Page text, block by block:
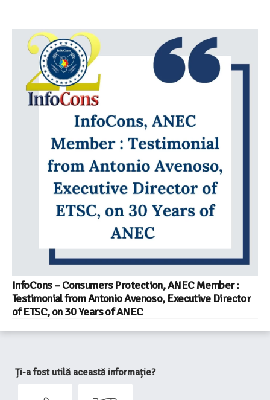
InfoCons – Consumers Protection, ANEC Member :
Testimonial from Antonio Avenoso, Executive Director
of ETSC, on 30 Years of ANEC
Ți-a fost utilă această informație?